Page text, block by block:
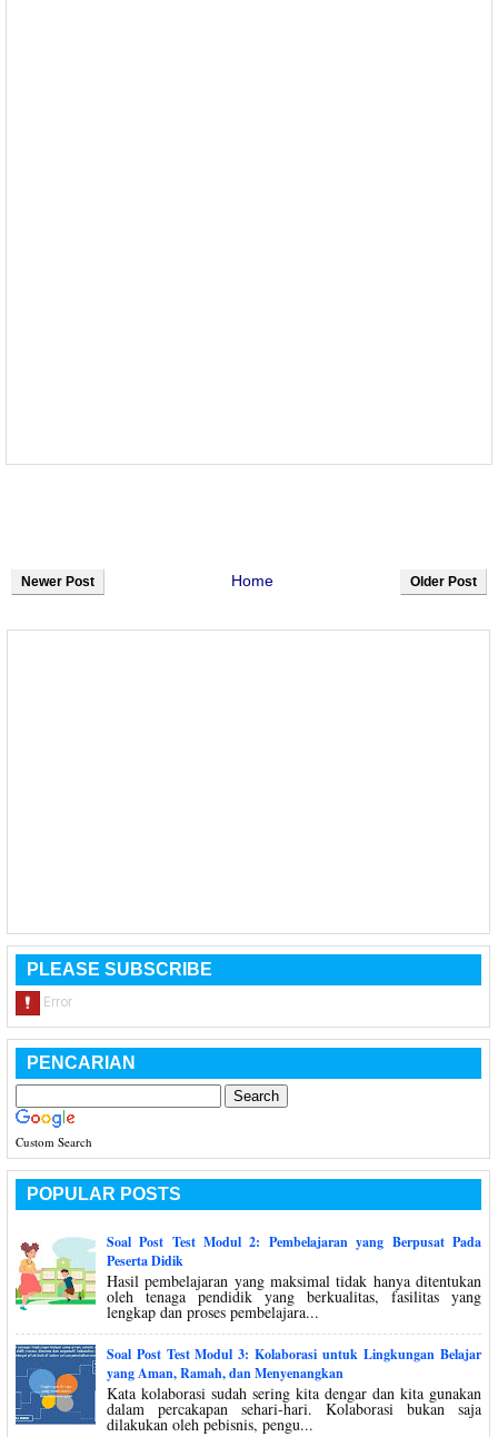
Newer Post Older Post
Home
PLEASE SUBSCRIBE
PENCARIAN
Custom Search
POPULAR POSTS
Soal Post Test Modul 2: Pembelajaran yang Berpusat Pada
Peserta Didik
Hasil pembelajaran yang maksimal tidak hanya ditentukan
oleh tenaga pendidik yang berkualitas, fasilitas yang
lengkap dan proses pembelajara...
Soal Post Test Modul 3: Kolaborasi untuk Lingkungan Belajar
yang Aman, Ramah, dan Menyenangkan
Kata kolaborasi sudah sering kita dengar dan kita gunakan
dalam percakapan sehari-hari. Kolaborasi bukan saja
dilakukan oleh pebisnis, pengu...